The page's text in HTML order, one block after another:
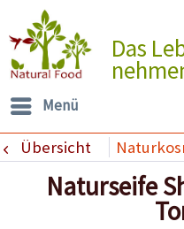
Das
Menü
Übersicht
Naturseife